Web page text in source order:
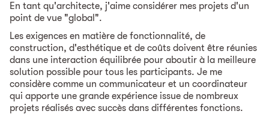
En tant qu'architecte, j'aime considérer mes projets d'un
point de vue "global".
Les exigences en matière de fonctionnalité, de
construction, d'esthétique et de coûts doivent être réunies
dans une interaction équilibrée pour aboutir à la meilleure
solution possible pour tous les participants. Je me
considère comme un communicateur et un coordinateur
qui apporte une grande expérience issue de nombreux
projets réalisés avec succès dans différentes fonctions.